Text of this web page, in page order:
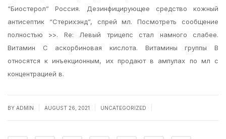
“Биостерол” Россия. Дезинфицирующее средство кожный
антисептик “Стерихэнд”, спрей мл. Посмотреть сообщение
полностью >>. Re: Левый трицепс стал намного слабее.
Витамин С аскорбиновая кислота. Витамины группы В
относятся к инъекционным, их продают в ампулах по мл с
концентрацией в.
BY ADMIN AUGUST 26, 2021 UNCATEGORIZED